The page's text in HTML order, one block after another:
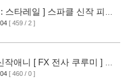
스타레일 ] 스파클 신작 피규
[ 459 / 2 ]
작애니 [ FX 전사 쿠루미 ] PV
[ 460 / 0 ]